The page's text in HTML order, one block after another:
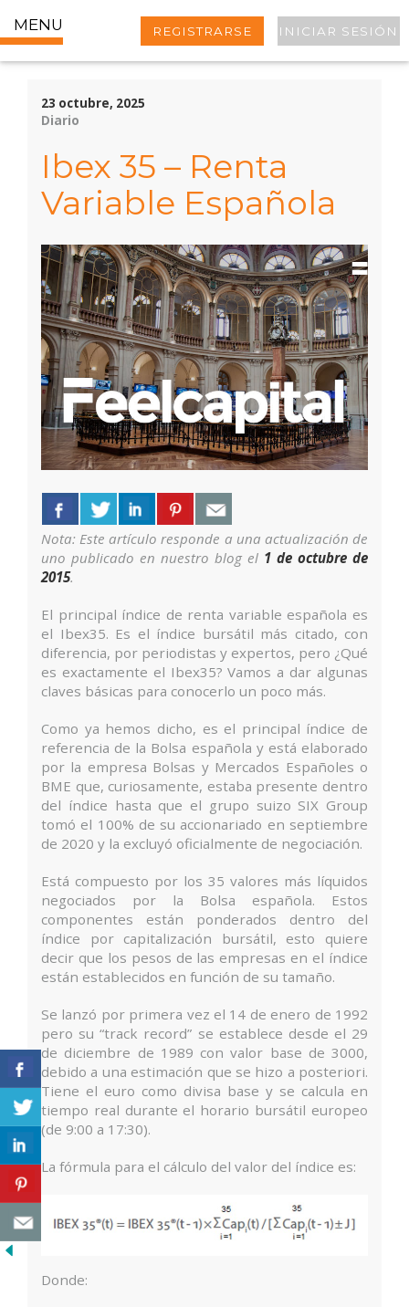
MENU REGISTRARSE INICIAR SESIÓN
23 octubre, 2025
Diario
Ibex 35 – Renta
Variable Española
Nota: Este artículo responde a una actualización de
uno publicado en nuestro blog el 1 de octubre de
2015.
El principal índice de renta variable española es
el Ibex35. Es el índice bursátil más citado, con
diferencia, por periodistas y expertos, pero ¿Qué
es exactamente el Ibex35? Vamos a dar algunas
claves básicas para conocerlo un poco más.
Como ya hemos dicho, es el principal índice de
referencia de la Bolsa española y está elaborado
por la empresa Bolsas y Mercados Españoles o
BME que, curiosamente, estaba presente dentro
del índice hasta que el grupo suizo SIX Group
tomó el 100% de su accionariado en septiembre
de 2020 y la excluyó oficialmente de negociación.
Está compuesto por los 35 valores más líquidos
negociados por la Bolsa española. Estos
componentes están ponderados dentro del
índice por capitalización bursátil, esto quiere
decir que los pesos de las empresas en el índice
están establecidos en función de su tamaño.
Se lanzó por primera vez el 14 de enero de 1992
pero su “track record” se establece desde el 29
de diciembre de 1989 con valor base de 3000,
debido a una estimación que se hizo a posteriori.
Tiene el euro como divisa base y se calcula en
tiempo real durante el horario bursátil europeo
(de 9:00 a 17:30).
La fórmula para el cálculo del valor del índice es:
Donde: